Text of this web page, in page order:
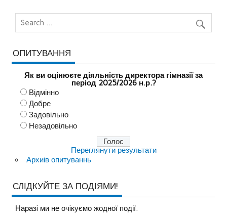
ОПИТУВАННЯ
Як ви оцінюєте діяльність директора гімназії за
період 2025/2026 н.р.?
Відмінно
Добре
Задовільно
Незадовільно
Переглянути результати
Архиів опитуваннь
СЛІДКУЙТЕ ЗА ПОДІЯМИ!
Наразi ми не очiкуємо жодної події.